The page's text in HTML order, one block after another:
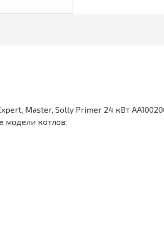
Master, Solly Primer 24 кВт
модели котлов: